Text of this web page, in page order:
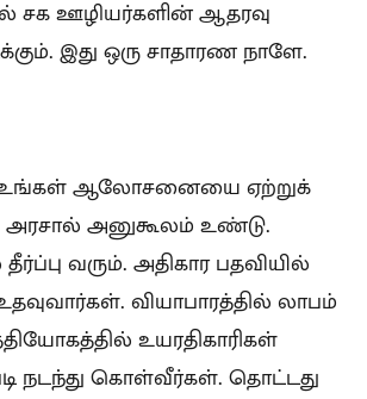
சக ஊழியர்களின் ஆதரவு
இது ஒரு சாதாரண நாளே.
உங்கள் ஆலோசனையை ஏற்றுக்
அனுகூலம் உண்டு.
வரும். அதிகார பதவியில்
வியாபாரத்தில் லாபம்
உயரதிகாரிகள்
நடந்து கொள்வீர்கள். தொட்டது